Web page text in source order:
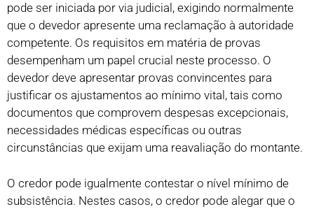
pode ser iniciada por via judicial, exigindo normalmente
que o devedor apresente uma reclamação à autoridade
competente. Os requisitos em matéria de provas
desempenham um papel crucial neste processo. O
devedor deve apresentar provas convincentes para
justificar os ajustamentos ao mínimo vital, tais como
documentos que comprovem despesas excepcionais,
necessidades médicas específicas ou outras
circunstâncias que exijam uma reavaliação do montante.
O credor pode igualmente contestar o nível mínimo de
subsistência. Nestes casos, o credor pode alegar que o